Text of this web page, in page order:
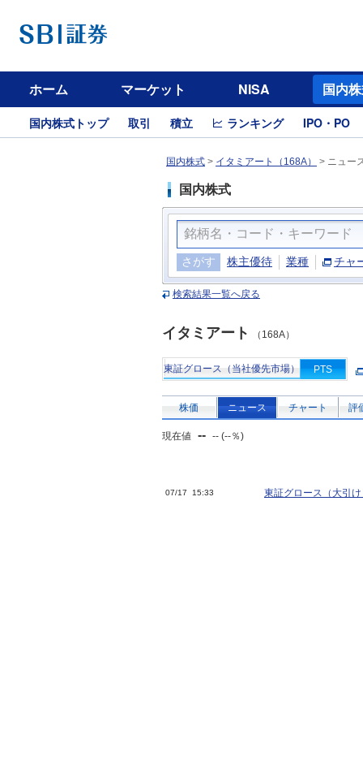
ホーム マーケット NISA 国内
国内株式トップ 取引 積立 ランキング IPO・PO
国内株式 > イタミアート（168A） > ニュー
国内株式
さがす 株主優待 業種 チャ
検索結果一覧へ戻る
イタミアート （168A）
東証グロース（当社優先市場） PTS
株価 ニュース チャート 評
現在値 -- -- (--％)
07/17 15:33 東証グロース（大引